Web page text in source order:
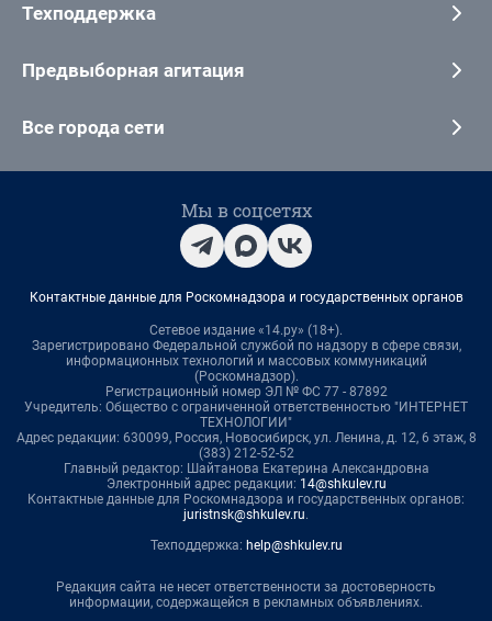
Техподдержка
Предвыборная агитация
Все города сети
Мы в соцсетях
Контактные данные для Роскомнадзора и государственных органов
Сетевое издание «14.ру» (18+).
Зарегистрировано Федеральной службой по надзору в сфере связи,
информационных технологий и массовых коммуникаций
(Роскомнадзор).
Регистрационный номер ЭЛ № ФС 77 - 87892
Учредитель: Общество с ограниченной ответственностью "ИНТЕРНЕТ
ТЕХНОЛОГИИ"
Адрес редакции: 630099, Россия, Новосибирск, ул. Ленина, д. 12, 6 этаж, 8
(383) 212-52-52
Главный редактор: Шайтанова Екатерина Александровна
Электронный адрес редакции: 14@shkulev.ru
Контактные данные для Роскомнадзора и государственных органов:
juristnsk@shkulev.ru.
Техподдержка: help@shkulev.ru
Редакция сайта не несет ответственности за достоверность
информации, содержащейся в рекламных объявлениях.